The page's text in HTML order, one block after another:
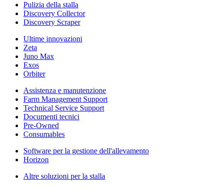
Pulizia della stalla
Discovery Collector
Discovery Scraper
Ultime innovazioni
Zeta
Juno Max
Exos
Orbiter
Assistenza e manutenzione
Farm Management Support
Technical Service Support
Documenti tecnici
Pre-Owned
Consumables
Software per la gestione dell'allevamento
Horizon
Altre soluzioni per la stalla